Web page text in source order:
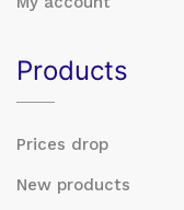
Products
Prices drop
New products